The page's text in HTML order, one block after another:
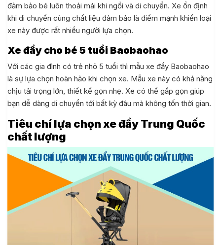
đảm bảo bé luôn thoải mái khi ngồi và di chuyển. Xe ổn định
khi di chuyển cùng chất liệu đảm bảo là điểm mạnh khiến loại
xe này được rất nhiều người lựa chọn.
Xe đẩy cho bé 5 tuổi Baobaohao
Với các gia đình có trẻ nhỏ 5 tuổi thì mẫu xe đẩy Baobaohao
là sự lựa chọn hoàn hảo khi chọn xe. Mẫu xe này có khả năng
chịu tải trọng lớn, thiết kế gọn nhẹ. Xe có thể gấp gọn giúp
bạn dễ dàng di chuyển tới bất kỳ đâu mà không tốn thời gian.
Tiêu chí lựa chọn xe đẩy Trung Quốc
chất lượng